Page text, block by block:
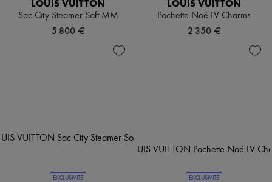
LOUIS VUITTON
Sac City Steamer Soft MM
5 800 €
LOUIS VUITTON
Pochette Noé LV Charms
2 350 €
EXCLUSIVITÉ EXCLUSIVITÉ